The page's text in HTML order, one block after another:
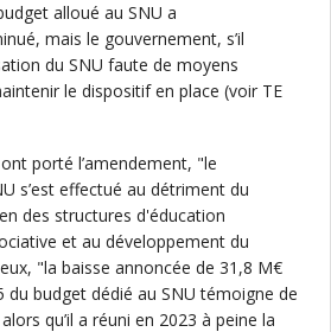
alloué au SNU a
mais le gouvernement, s’il
du SNU faute de moyens
le dispositif en place (voir TE
porté l’amendement, "le
s’est effectué au détriment du
des structures d'éducation
et au développement du
"la baisse annoncée de 31,8 M€
du budget dédié au SNU témoigne de
qu’il a réuni en 2023 à peine la